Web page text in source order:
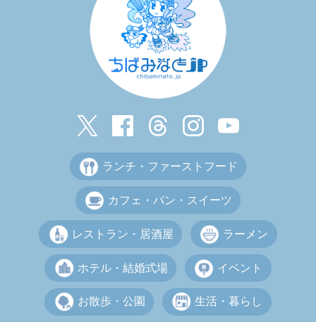
ランチ・ファーストフード
カフェ・パン・スイーツ
レストラン・居酒屋 ラーメン
ホテル・結婚式場 イベント
お散歩・公園 生活・暮らし